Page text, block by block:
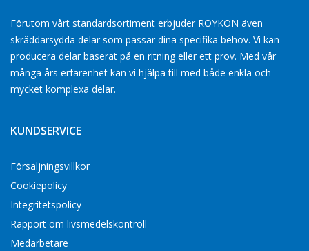
Förutom vårt standardsortiment erbjuder ROYKON även
skräddarsydda delar som passar dina specifika behov. Vi kan
producera delar baserat på en ritning eller ett prov. Med vår
många års erfarenhet kan vi hjälpa till med både enkla och
mycket komplexa delar.
KUNDSERVICE
Försäljningsvillkor
Cookiepolicy
Integritetspolicy
Rapport om livsmedelskontroll
Medarbetare